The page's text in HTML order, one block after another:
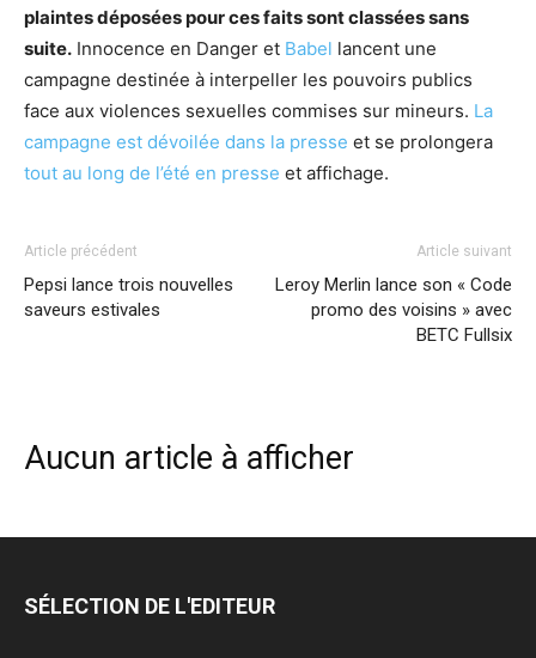
plaintes déposées pour ces faits sont classées sans
suite. Innocence en Danger et Babel lancent une
campagne destinée à interpeller les pouvoirs publics
face aux violences sexuelles commises sur mineurs. La
campagne est dévoilée dans la presse et se prolongera
tout au long de l’été en presse et affichage.
Article précédent
Pepsi lance trois nouvelles
saveurs estivales
Article suivant
Leroy Merlin lance son « Code
promo des voisins » avec
BETC Fullsix
Aucun article à afficher
SÉLECTION DE L'EDITEUR